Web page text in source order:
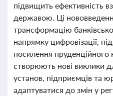
підвищить ефективність
державою. Ці
трансформацію
напрямку цифровізації,
посилення пруденційного
створюють нові виклики
установ, підприємців та
адаптуватися до змін у